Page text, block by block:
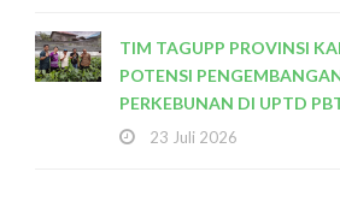
TIM TAGUPP PROVINSI
POTENSI
PERKEBUNAN DI UPTD
23 Juli 2026